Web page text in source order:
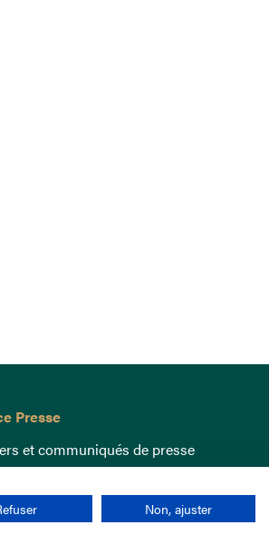
Presse
et communiqués de presse
Non, ajuster